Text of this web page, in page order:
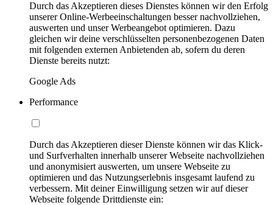
Durch das Akzeptieren dieses Dienstes können wir den Erfolg
unserer Online-Werbeeinschaltungen besser nachvollziehen,
auswerten und unser Werbeangebot optimieren. Dazu
gleichen wir deine verschlüsselten personenbezogenen Daten
mit folgenden externen Anbietenden ab, sofern du deren
Dienste bereits nutzt:
Google Ads
Performance
Durch das Akzeptieren dieser Dienste können wir das Klick-
und Surfverhalten innerhalb unserer Webseite nachvollziehen
und anonymisiert auswerten, um unsere Webseite zu
optimieren und das Nutzungserlebnis insgesamt laufend zu
verbessern. Mit deiner Einwilligung setzen wir auf dieser
Webseite folgende Drittdienste ein: